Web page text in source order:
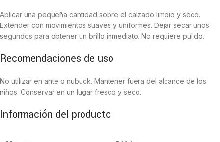
Aplicar una pequeña cantidad sobre el calzado limpio y seco.
Extender con movimientos suaves y uniformes. Dejar secar unos
segundos para obtener un brillo inmediato. No requiere pulido.
Recomendaciones de uso
No utilizar en ante o nubuck. Mantener fuera del alcance de los
niños. Conservar en un lugar fresco y seco.
Información del producto